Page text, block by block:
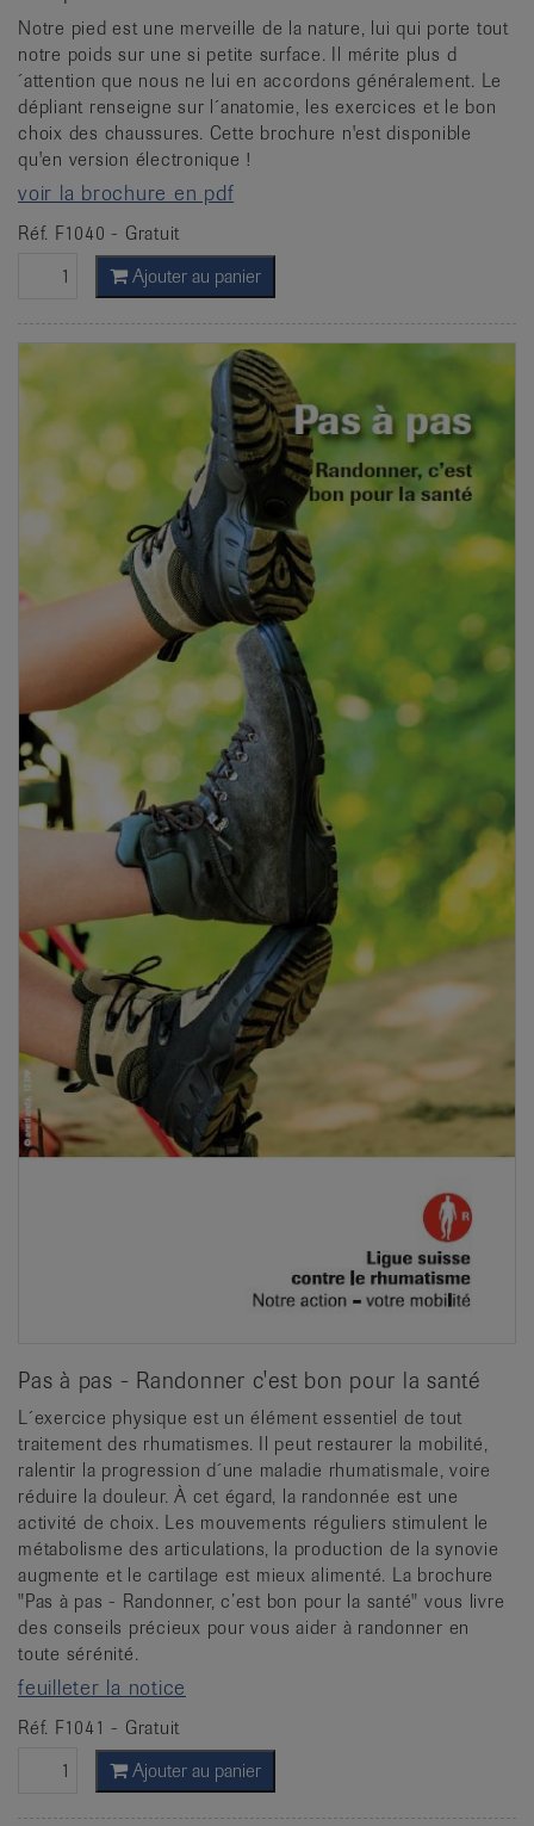
Notre pied est une merveille de la nature, lui qui porte tout
notre poids sur une si petite surface. Il mérite plus d
´attention que nous ne lui en accordons généralement. Le
dépliant renseigne sur l´anatomie, les exercices et le bon
choix des chaussures. Cette brochure n'est disponible
qu'en version électronique !
voir la brochure en pdf
Réf. F1040 - Gratuit
Ajouter au panier
Pas à pas - Randonner c'est bon pour la santé
L´exercice physique est un élément essentiel de tout
traitement des rhumatismes. Il peut restaurer la mobilité,
ralentir la progression d´une maladie rhumatismale, voire
réduire la douleur. À cet égard, la randonnée est une
activité de choix. Les mouvements réguliers stimulent le
métabolisme des articulations, la production de la synovie
augmente et le cartilage est mieux alimenté. La brochure
"Pas à pas - Randonner, c’est bon pour la santé" vous livre
des conseils précieux pour vous aider à randonner en
toute sérénité.
feuilleter la notice
Réf. F1041 - Gratuit
Ajouter au panier